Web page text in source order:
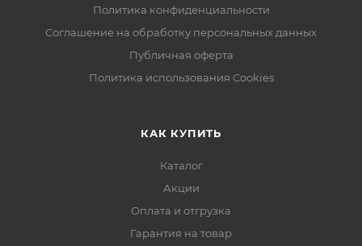
Политика конфиденциальности
Соглашение на обработку персональных данных
Публичная оферта
Политика использования Cookies
КАК КУПИТЬ
Каталог
Акции
Оплата и отгрузка
Гарантия на товар